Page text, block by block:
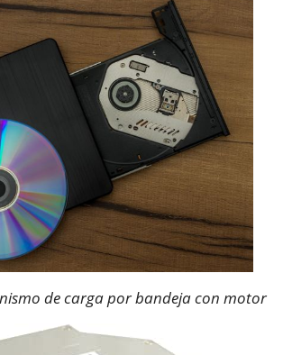
de carga por bandeja con motor